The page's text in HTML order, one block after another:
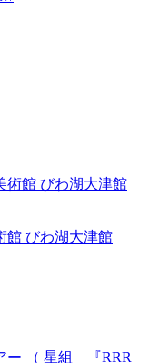
館 びわ湖大津館